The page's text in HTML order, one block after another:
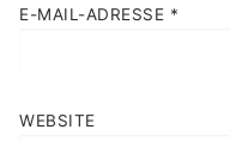
E-MAIL-ADRESSE *
WEBSITE